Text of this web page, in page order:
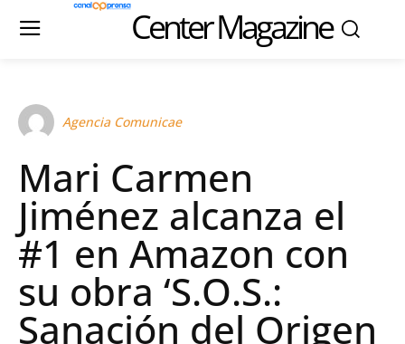
Center Magazine
Agencia Comunicae
Mari Carmen
Jiménez alcanza el
#1 en Amazon con
su obra ‘S.O.S.:
Sanación del Origen